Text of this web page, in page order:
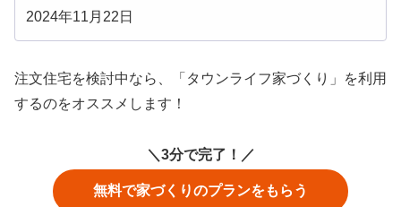
2024年11月22日
注文住宅を検討中なら、「タウンライフ家づくり」を利用
するのをオススメします！
＼3分で完了！／
無料で家づくりのプランをもらう